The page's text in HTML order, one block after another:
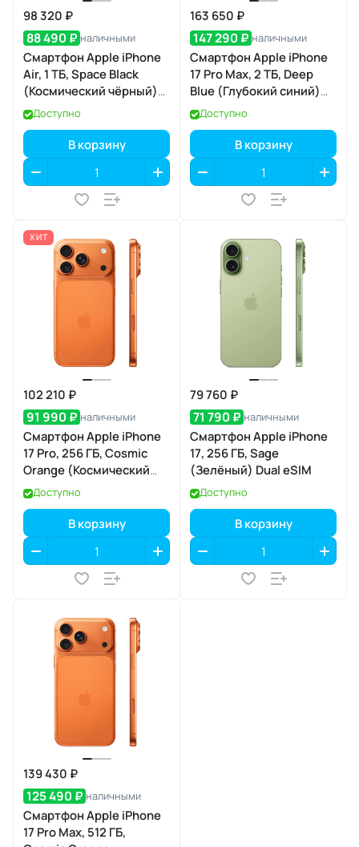
98 320 ₽
88 490 ₽ наличными
Смартфон Apple iPhone
Air, 1 ТБ, Space Black
(Космический чёрный)
Dual eSIM
Доступно
В корзину
163 650 ₽
147 290 ₽ наличными
Смартфон Apple iPhone
17 Pro Max, 2 ТБ, Deep
Blue (Глубокий синий)
Dual eSIM
Доступно
В корзину
ХИТ
102 210 ₽
91 990 ₽ наличными
Смартфон Apple iPhone
17 Pro, 256 ГБ, Cosmic
Orange (Космический
оранжевый) Dual eSIM
Доступно
В корзину
79 760 ₽
71 790 ₽ наличными
Смартфон Apple iPhone
17, 256 ГБ, Sage
(Зелёный) Dual eSIM
Доступно
В корзину
139 430 ₽
125 490 ₽ наличными
Смартфон Apple iPhone
17 Pro Max, 512 ГБ,